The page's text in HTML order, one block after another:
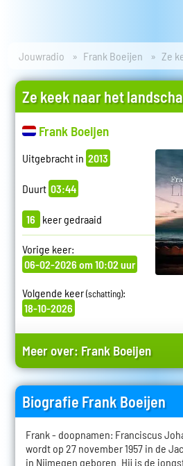
Jouwradio Frank Boeijen Ze
Ze keek naar het
Frank Boeijen
Uitgebracht in 2013
Duurt 03:44
16 keer gedraaid
Vorige keer:
06-02-2026 om 10:02 uur
Volgende keer(schatting):
18-10-2026
Meer over: Frank Boeijen
Biografie Frank Boeijen
Frank - doopnamen: Franciscus
wordt op 27 november 1957 in de
in Nijmegen geboren. Hij is de